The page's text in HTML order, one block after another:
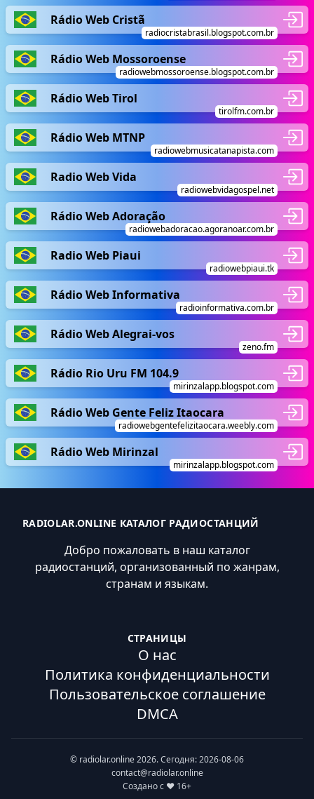
Rádio Web Cristã
radiocristabrasil.blogspot.com.br
Rádio Web Mossoroense
radiowebmossoroense.blogspot.com.br
Rádio Web Tirol
tirolfm.com.br
Rádio Web MTNP
radiowebmusicatanapista.com
Radio Web Vida
radiowebvidagospel.net
Rádio Web Adoração
radiowebadoracao.agoranoar.com.br
Radio Web Piaui
radiowebpiaui.tk
Rádio Web Informativa
radioinformativa.com.br
Rádio Web Alegrai-vos
zeno.fm
Rádio Rio Uru FM 104.9
mirinzalapp.blogspot.com
Rádio Web Gente Feliz Itaocara
radiowebgentefelizitaocara.weebly.com
Rádio Web Mirinzal
mirinzalapp.blogspot.com
RADIOLAR.ONLINE КАТАЛОГ РАДИОСТАНЦИЙ
Добро пожаловать в наш каталог
радиостанций, организованный по жанрам,
странам и языкам.
СТРАНИЦЫ
О нас
Политика конфиденциальности
Пользовательское соглашение
DMCA
© radiolar.online 2026. Сегодня: 2026-08-06
contact@radiolar.online
Создано с ❤️ 16+